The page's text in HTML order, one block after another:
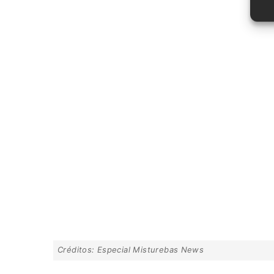
Créditos: Especial Misturebas News